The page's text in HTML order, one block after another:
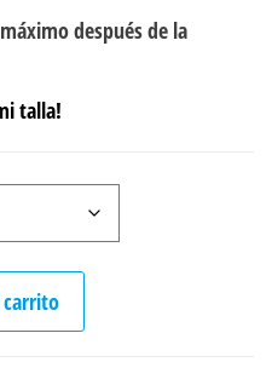
después de la
talla!